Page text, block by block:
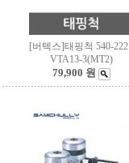
[버텍스]태핑척 540-
VTA13-3(MT2)
79,900 원